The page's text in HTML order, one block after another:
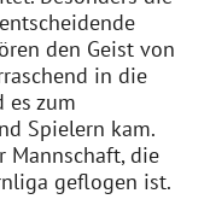
den Geist von
in die
es zum
Spielern kam.
Mannschaft, die
geflogen ist.